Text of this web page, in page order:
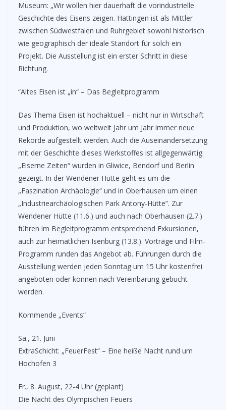
Museum: „Wir wollen hier dauerhaft die vorindustrielle
Geschichte des Eisens zeigen. Hattingen ist als Mittler
zwischen Südwestfalen und Ruhrgebiet sowohl historisch
wie geographisch der ideale Standort für solch ein
Projekt. Die Ausstellung ist ein erster Schritt in diese
Richtung.
“Altes Eisen ist „in“ – Das Begleitprogramm
Das Thema Eisen ist hochaktuell – nicht nur in Wirtschaft
und Produktion, wo weltweit Jahr um Jahr immer neue
Rekorde aufgestellt werden. Auch die Auseinandersetzung
mit der Geschichte dieses Werkstoffes ist allgegenwärtig:
„Eiserne Zeiten“ wurden in Gliwice, Bendorf und Berlin
gezeigt. In der Wendener Hütte geht es um die
„Faszination Archäologie“ und in Oberhausen um einen
„Industriearchäologischen Park Antony-Hütte“. Zur
Wendener Hütte (11.6.) und auch nach Oberhausen (2.7.)
führen im Begleitprogramm entsprechend Exkursionen,
auch zur heimatlichen Isenburg (13.8.). Vorträge und Film-
Programm runden das Angebot ab. Führungen durch die
Ausstellung werden jeden Sonntag um 15 Uhr kostenfrei
angeboten oder können nach Vereinbarung gebucht
werden.
Kommende „Events“
Sa., 21. Juni
ExtraSchicht: „FeuerFest“ – Eine heiße Nacht rund um
Hochofen 3
Fr., 8. August, 22-4 Uhr (geplant)
Die Nacht des Olympischen Feuers